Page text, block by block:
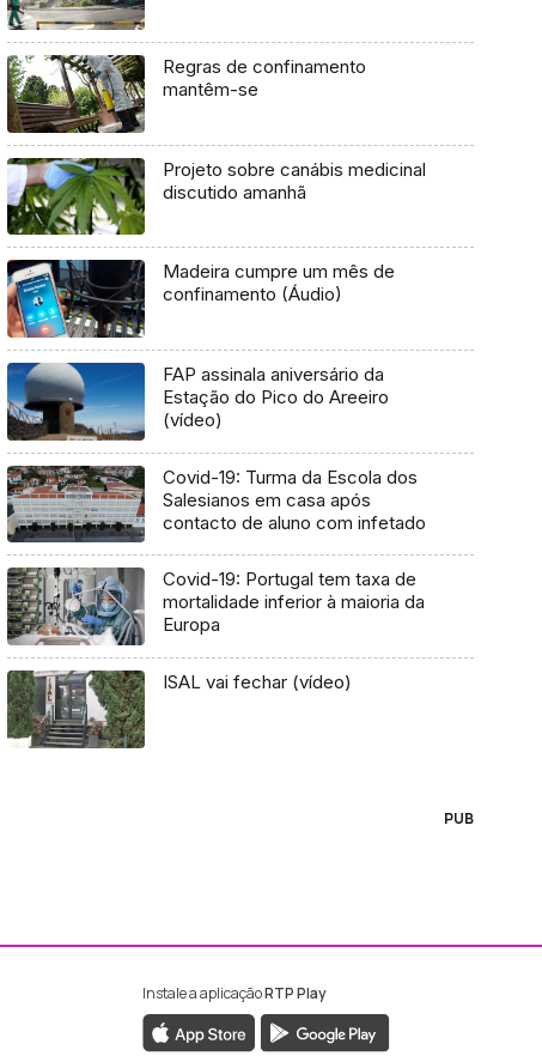
Regras de confinamento
mantêm-se
Projeto sobre canábis medicinal
discutido amanhã
Madeira cumpre um mês de
confinamento (Áudio)
FAP assinala aniversário da
Estação do Pico do Areeiro
(vídeo)
Covid-19: Turma da Escola dos
Salesianos em casa após
contacto de aluno com infetado
Covid-19: Portugal tem taxa de
mortalidade inferior à maioria da
Europa
ISAL vai fechar (vídeo)
PUB
da RTP Madeira
da RTP Madeira
Instale a aplicaçãoRTP Play